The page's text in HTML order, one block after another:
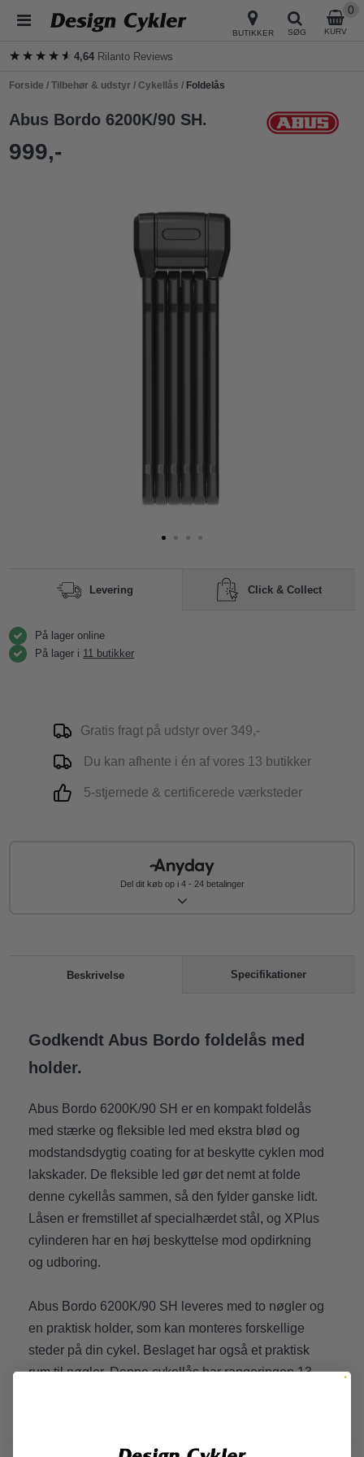
BUTIKKER SØG KURV
0
★★★★★
★★★★★4,64 Rilanto Reviews
Forside /Tilbehør & udstyr /Cykellås / Foldelås
Abus Bordo 6200K/90 SH.
999,-
Levering Click & Collect
På lager online
På lager i 11 butikker
Gratis fragt på udstyr over 349,-
Du kan afhente i én af vores 13 butikker
5-stjernede & certificerede værksteder
Del dit køb op i 4 - 24 betalinger
Beskrivelse Specifikationer
Godkendt Abus Bordo foldelås med
holder.
Abus Bordo 6200K/90 SH er en kompakt foldelås
med stærke og fleksible led med ekstra blød og
modstandsdygtig coating for at beskytte cyklen mod
lakskader. De fleksible led gør det nemt at folde
denne cykellås sammen, så den fylder ganske lidt.
Låsen er fremstillet af specialhærdet stål, og XPlus
cylinderen har en høj beskyttelse mod opdirkning
og udboring.
Abus Bordo 6200K/90 SH leveres med to nøgler og
en praktisk holder, som kan monteres forskellige
steder på din cykel. Beslaget har også et praktisk
rum til nøgler. Denne cykellås har rangeringen 13